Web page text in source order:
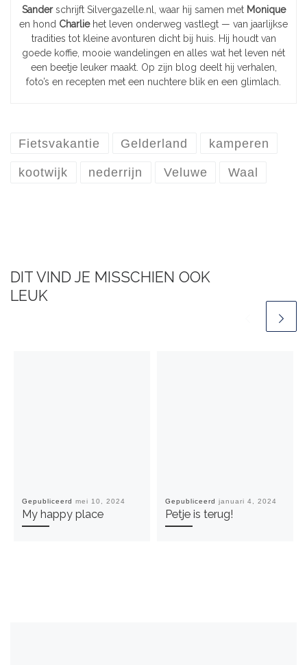
Sanderschrijft Silvergazelle.nl, waar hij samen met Monique
en hond Charliehet leven onderweg vastlegt — van jaarlijkse
tradities tot kleine avonturen dicht bij huis. Hij houdt van
goede koffie, mooie wandelingen en alles wat het leven nét
een beetje leuker maakt. Op zijn blog deelt hij verhalen,
foto’s en recepten met een nuchtere blik en een glimlach.
Fietsvakantie Gelderland kamperen
kootwijk nederrijn Veluwe Waal
DIT VIND JE MISSCHIEN OOK
LEUK
Gepubliceerd mei 10, 2024
My happy place
Gepubliceerd januari 4, 2024
Petje is terug!